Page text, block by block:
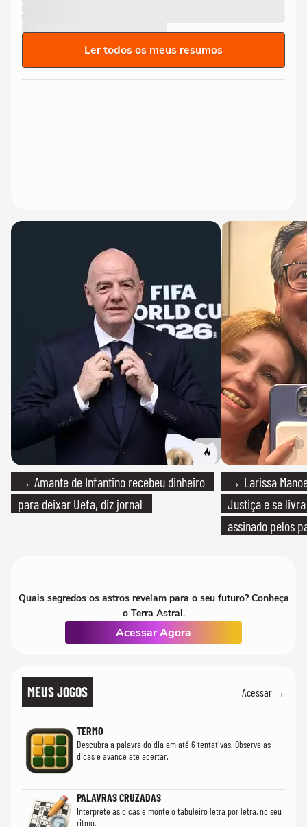
Ler todos os meus resumos
→ Amante de Infantino recebeu dinheiro
para deixar Uefa, diz jornal
→ Larissa
Justiça e se
assinado pelos
Quais segredos os astros revelam para o seu futuro? Conheça
o Terra Astral.
Acessar Agora
MEUS JOGOS Acessar →
TERMO
Descubra a palavra do dia em até 6 tentativas. Observe as
dicas e avance até acertar.
PALAVRAS CRUZADAS
Interprete as dicas e monte o tabuleiro letra por letra, no seu
ritmo.